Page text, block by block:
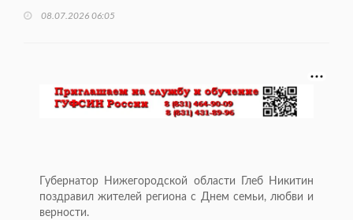
08.07.2026 06:05
Губернатор Нижегородской области Глеб Никитин
поздравил жителей региона с Днем семьи, любви и
верности.